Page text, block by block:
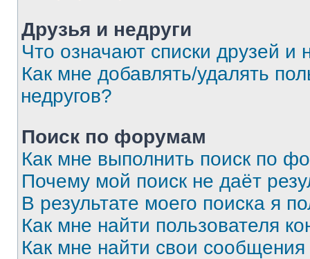
Друзья и недруги
Что означают списки друзей и
Как мне добавлять/удалять
недругов?
Поиск по форумам
Как мне выполнить поиск по
Почему мой поиск не даёт
В результате моего поиска я
Как мне найти пользователя
Как мне найти свои